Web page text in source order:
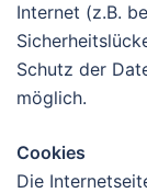
Internet (z.B.
Schutz der
möglich.
Cookies
Die